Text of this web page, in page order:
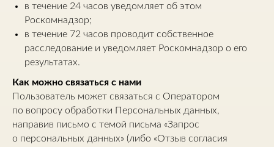
в течение 24 часов уведомляет об этом
Роскомнадзор;
в течение 72 часов проводит собственное
расследование и уведомляет Роскомнадзор о его
результатах.
Как можно связаться с нами
Пользователь может связаться с Оператором
по вопросу обработки Персональных данных,
направив письмо с темой письма «Запрос
о персональных данных» (либо «Отзыв согласия